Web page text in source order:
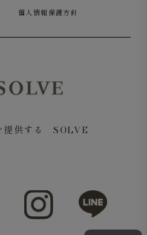
サービス対応
個人情報保護方針
提供する SOLVE